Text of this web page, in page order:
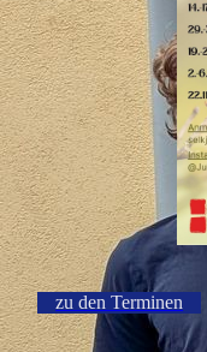
zu den Terminen